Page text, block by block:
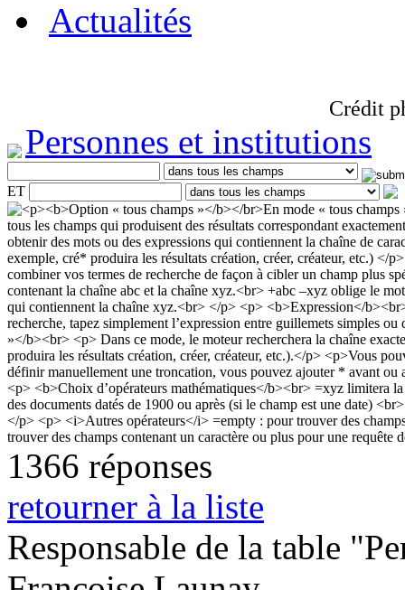
Actualités
Crédit
Personnes et institutions
ET
1366 réponses
retourner à la liste
Responsable de la table